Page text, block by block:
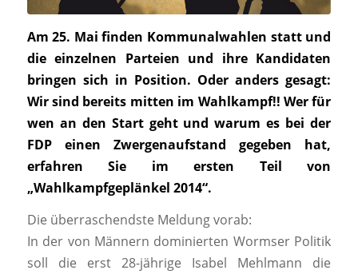
Am 25. Mai finden Kommunalwahlen statt und
die einzelnen Parteien und ihre Kandidaten
bringen sich in Position. Oder anders gesagt:
Wir sind bereits mitten im Wahlkampf!! Wer für
wen an den Start geht und warum es bei der
FDP einen Zwergenaufstand gegeben hat,
erfahren Sie im ersten Teil von
„Wahlkampfgeplänkel 2014“.
Die überraschendste Meldung vorab:
In der von Männern dominierten Wormser Politik
soll die erst 28-jährige Isabel Mehlmann die